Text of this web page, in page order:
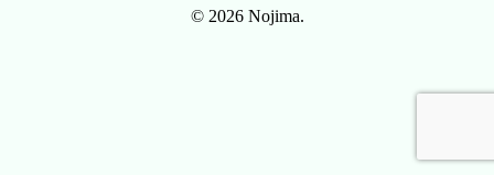
© 2026 Nojima.